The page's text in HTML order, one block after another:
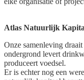
Atlas Natuurlijk
Onze samenleving
ondergrond levert
produceert voedsel.
Er is echter nog een